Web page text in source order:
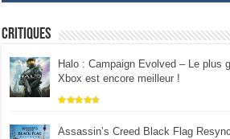
Critiques
Halo : Campaign Evolved – Le plus
Xbox est encore meilleur !
Assassin’s Creed Black Flag